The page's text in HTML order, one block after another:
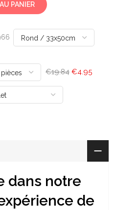
PANIER
€19.84 €4.95
dans notre
de